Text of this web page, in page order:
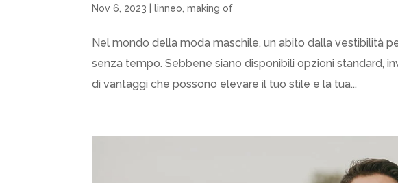
Nov 6, 2023 linneo ,making of
Nel mondo della moda maschile, un abito dalla vestibilità
senza tempo. Sebbene siano disponibili opzioni standard,
di vantaggi che possono elevare il tuo stile e la tua...